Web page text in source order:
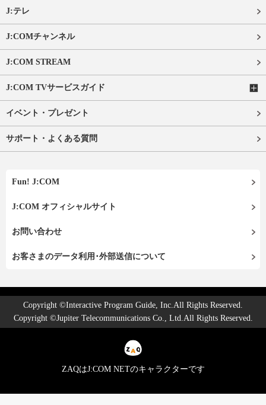
J:テレ
J:COMチャンネル
J:COM STREAM
J:COM TVサービスガイド
イベント・プレゼント
サポート・よくある質問
Fun! J:COM
J:COM オフィシャルサイト
お問い合わせ
お客さまのデータ利用･外部送信について
Copyright ©Interactive Program Guide, Inc.All Rights Reserved.
Copyright ©Jupiter Telecommunications Co., Ltd.All Rights Reserved.
ZAQはJ:COM NETのキャラクターです